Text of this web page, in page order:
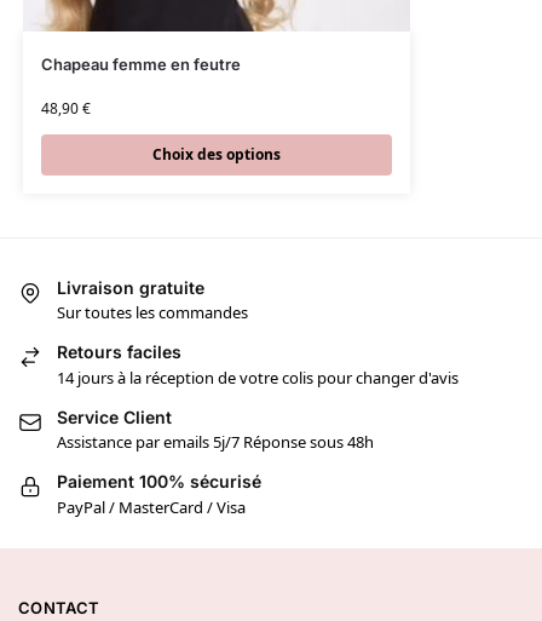
Chapeau femme en feutre
48,90€
Choix des options
Livraison gratuite
Sur toutes les commandes
Retours faciles
14 jours à la réception de votre colis pour changer d'avis
Service Client
Assistance par emails 5j/7 Réponse sous 48h
Paiement 100% sécurisé
PayPal / MasterCard / Visa
CONTACT